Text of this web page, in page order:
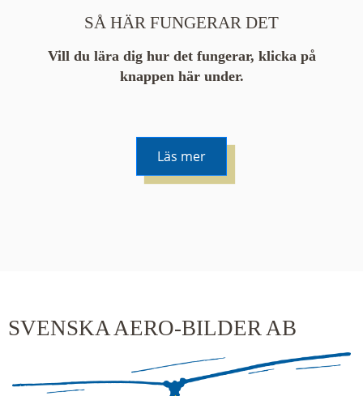
SÅ HÄR FUNGERAR DET
Vill du lära dig hur det fungerar, klicka på
knappen här under.
Läs mer
SVENSKA AERO-BILDER AB